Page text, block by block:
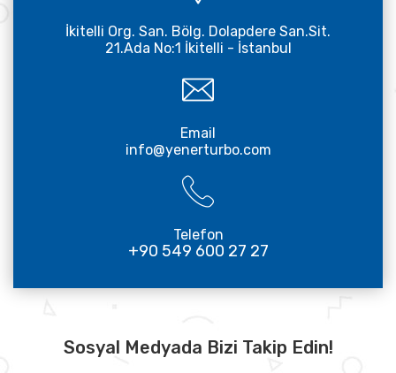
İkitelli Org. San. Bölg. Dolapdere San.Sit.
21.Ada No:1 İkitelli - İstanbul
Email
info@yenerturbo.com
Telefon
+90 549 600 27 27
Sosyal Medyada Bizi Takip Edin!